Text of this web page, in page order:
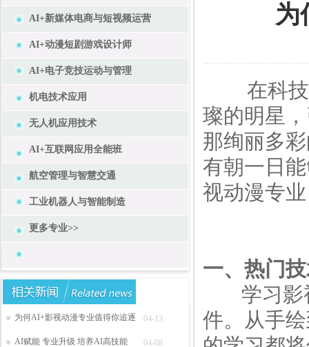
AI+新媒体电商与短视频运营
AI+动漫短剧游戏设计师
AI+电子竞技运动与管理
机电技术应用
无人机应用技术
AI+互联网应用全能班
航空管理与智慧交通
工业机器人与智能制造
更多专业>>
为何AI+影视动漫专业值得你追逐 04-13
AI赋能 专业升级 培养AI高技能 04-08
为
在科技与
璨的明星
那绚丽多
有朝一日
视动漫专
一、热门
学习影视
件。从手